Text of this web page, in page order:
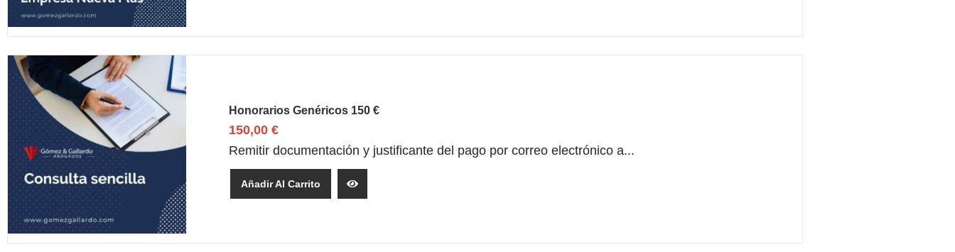
Honorarios Genéricos 150 €
150,00€
Remitir documentación y justificante del pago por correo electrónico a...
Añadir Al Carrito